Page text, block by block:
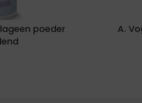
poeder
A.